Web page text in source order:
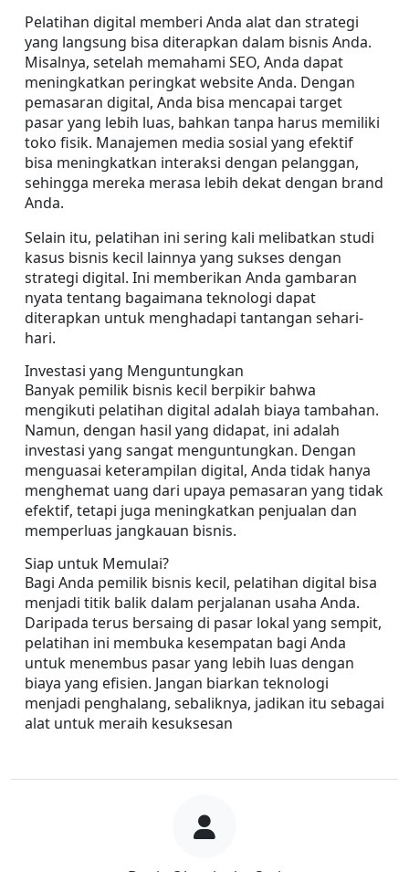
Pelatihan digital memberi Anda alat dan strategi
yang langsung bisa diterapkan dalam bisnis Anda.
Misalnya, setelah memahami SEO, Anda dapat
meningkatkan peringkat website Anda. Dengan
pemasaran digital, Anda bisa mencapai target
pasar yang lebih luas, bahkan tanpa harus memiliki
toko fisik. Manajemen media sosial yang efektif
bisa meningkatkan interaksi dengan pelanggan,
sehingga mereka merasa lebih dekat dengan brand
Anda.
Selain itu, pelatihan ini sering kali melibatkan studi
kasus bisnis kecil lainnya yang sukses dengan
strategi digital. Ini memberikan Anda gambaran
nyata tentang bagaimana teknologi dapat
diterapkan untuk menghadapi tantangan sehari-
hari.
Investasi yang Menguntungkan
Banyak pemilik bisnis kecil berpikir bahwa
mengikuti pelatihan digital adalah biaya tambahan.
Namun, dengan hasil yang didapat, ini adalah
investasi yang sangat menguntungkan. Dengan
menguasai keterampilan digital, Anda tidak hanya
menghemat uang dari upaya pemasaran yang tidak
efektif, tetapi juga meningkatkan penjualan dan
memperluas jangkauan bisnis.
Siap untuk Memulai?
Bagi Anda pemilik bisnis kecil, pelatihan digital bisa
menjadi titik balik dalam perjalanan usaha Anda.
Daripada terus bersaing di pasar lokal yang sempit,
pelatihan ini membuka kesempatan bagi Anda
untuk menembus pasar yang lebih luas dengan
biaya yang efisien. Jangan biarkan teknologi
menjadi penghalang, sebaliknya, jadikan itu sebagai
alat untuk meraih kesuksesan